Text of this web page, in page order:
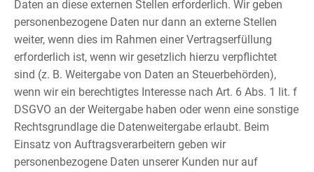
Daten an diese externen Stellen erforderlich. Wir geben
personenbezogene Daten nur dann an externe Stellen
weiter, wenn dies im Rahmen einer Vertragserfüllung
erforderlich ist, wenn wir gesetzlich hierzu verpflichtet
sind (z. B. Weitergabe von Daten an Steuerbehörden),
wenn wir ein berechtigtes Interesse nach Art. 6 Abs. 1 lit. f
DSGVO an der Weitergabe haben oder wenn eine sonstige
Rechtsgrundlage die Datenweitergabe erlaubt. Beim
Einsatz von Auftragsverarbeitern geben wir
personenbezogene Daten unserer Kunden nur auf